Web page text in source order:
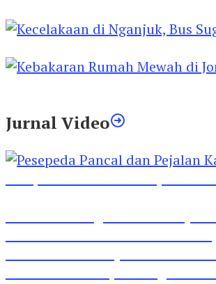
Jurnal Video